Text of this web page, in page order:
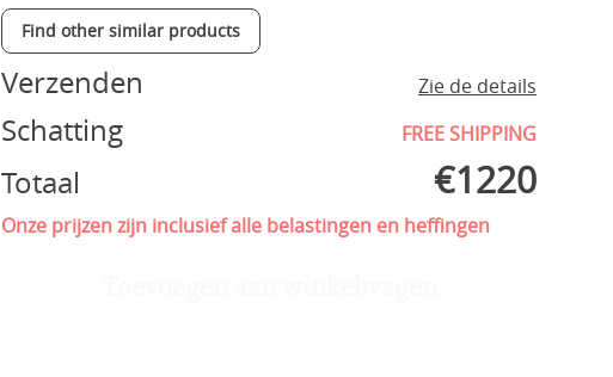
Find other similar products
Verzenden Zie de details
Schatting FREE SHIPPING
Totaal €1220
Onze prijzen zijn inclusief alle belastingen en heffingen